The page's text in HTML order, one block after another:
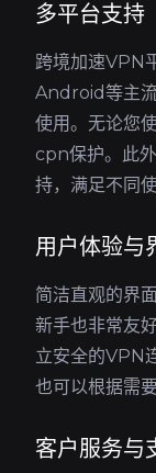
多平台支持
跨境加速VPN
Android等主
使用。无论您
cpn保护。此
持，满足不同
用户体验与
简洁直观的界
新手也非常友
立安全的VPN
也可以根据需
客户服务与